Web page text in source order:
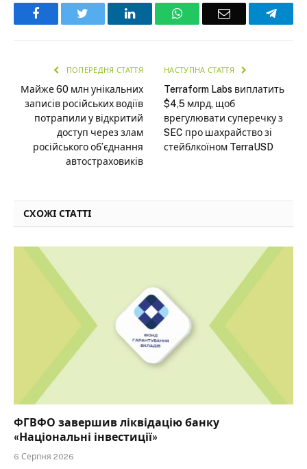
Facebook LinkedInWhatsAppEmail
ПОПЕРЕДНЯ СТАТТЯ
Майже 60 млн унікальних
записів російських водіїв
потрапили у відкритий
доступ через злам
російського об’єднання
автостраховиків
НАСТУПНА СТАТТЯ
Terraform Labs виплатить
$4,5 млрд, щоб
врегулювати суперечку з
SEC про шахрайство зі
стейблкоїном TerraUSD
СХОЖІ СТАТТІ
ФГВФО завершив ліквідацію банку
«Національні інвестиції»
6 Серпня 2026